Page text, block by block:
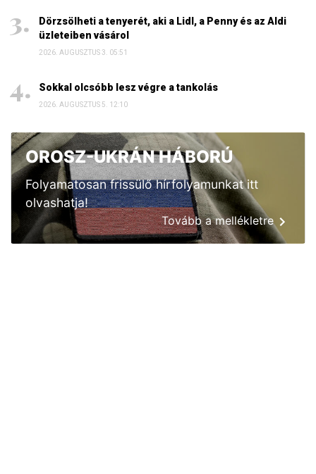
Dörzsölheti a tenyerét, aki a Lidl, a Penny és az Aldi
üzleteiben vásárol
2026. AUGUSZTUS 3. 05:51
Sokkal olcsóbb lesz végre a tankolás
2026. AUGUSZTUS 5. 12:10
OROSZ-UKRÁN HÁBORÚ
Folyamatosan frissülő hírfolyamunkat itt
olvashatja!
Tovább a mellékletre